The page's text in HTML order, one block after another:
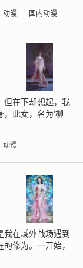
动漫 国内动漫
但在下却想起，我
此女，名为‘柳
动漫
我在域外战场遇到
修为。一开始，